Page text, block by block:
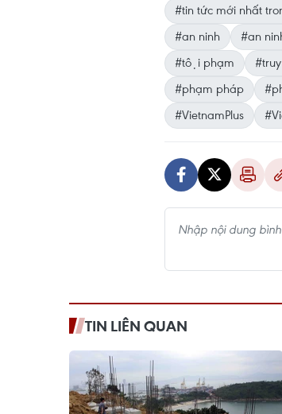
#tin tức mới nhất
#an ninh
#an
#tội phạm
#phạm pháp
#VietnamPlus
TIN LIÊN QUAN